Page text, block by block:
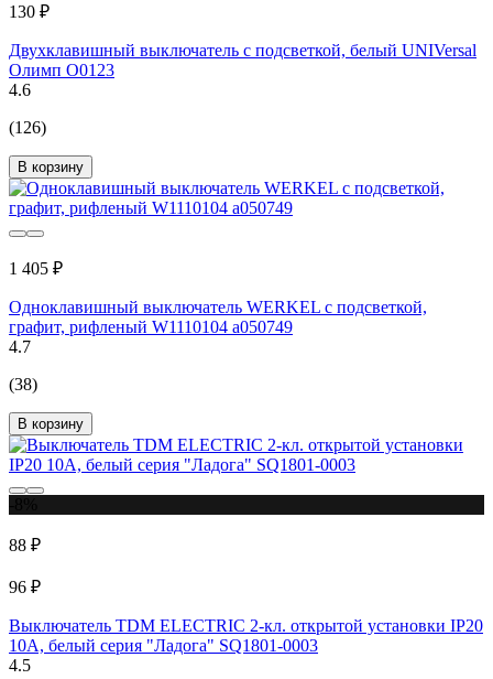
130 ₽
Двухклавишный выключатель с подсветкой, белый UNIVersal
Олимп О0123
4.6
(126)
В корзину
1 405 ₽
Одноклавишный выключатель WERKEL с подсветкой,
графит, рифленый W1110104 a050749
4.7
(38)
В корзину
88 ₽
96 ₽
Выключатель TDM ELECTRIC 2-кл. открытой установки IP20
10А, белый серия "Ладога" SQ1801-0003
4.5